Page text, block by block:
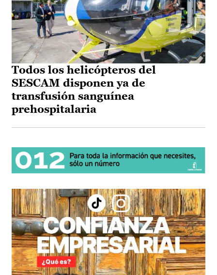
Todos los helicópteros del
SESCAM disponen ya de
transfusión sanguínea
prehospitalaria